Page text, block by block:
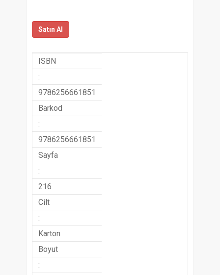
Satın Al
ISBN
:
9786256661851
Barkod
:
9786256661851
Sayfa
:
216
Cilt
:
Karton
Boyut
: